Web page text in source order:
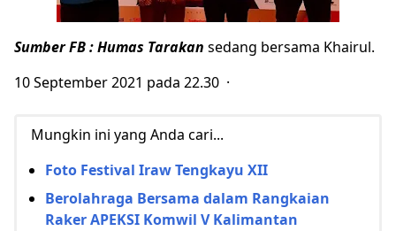
Sumber FB : Humas Tarakan sedang bersama Khairul.
10 September 2021 pada 22.30 ·
Mungkin ini yang Anda cari...
Foto Festival Iraw Tengkayu XII
Berolahraga Bersama dalam Rangkaian
Raker APEKSI Komwil V Kalimantan